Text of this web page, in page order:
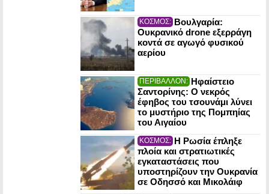
ΚΟΣΜΟΣ: Βουλγαρία:
Ουκρανικό drone εξερράγη
κοντά σε αγωγό φυσικού
αερίου
ΠΕΡΙΒΑΛΛΟΝ: Ηφαίστειο
Σαντορίνης: Ο νεκρός
έφηβος του τσουνάμι λύνει
το μυστήριο της Πομπηίας
του Αιγαίου
ΚΟΣΜΟΣ: Η Ρωσία έπληξε
πλοία και στρατιωτικές
εγκαταστάσεις που
υποστηρίζουν την Ουκρανία
σε Οδησσό και Μικολάιφ